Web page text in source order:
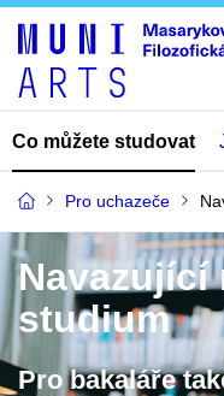
Co můžete studovat
Pro uchazeče
Navazující
studium
Pro bakaláře